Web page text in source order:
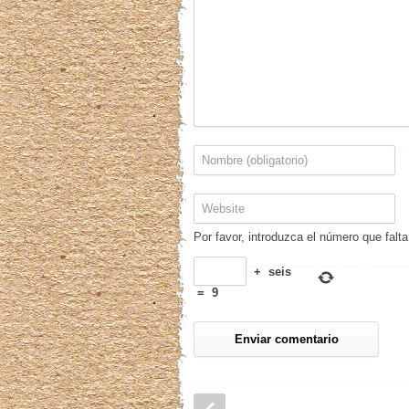
Por favor, introduzca el número que
+ seis
= 9